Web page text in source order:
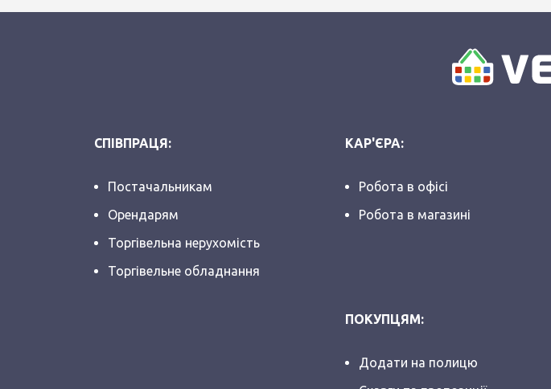
СПІВПРАЦЯ:
Постачальникам
Орендарям
Торгівельна нерухомість
Торгівельне обладнання
КАР'ЄРА:
Робота в офісі
Робота в магазині
ПОКУПЦЯМ:
Додати на полицю